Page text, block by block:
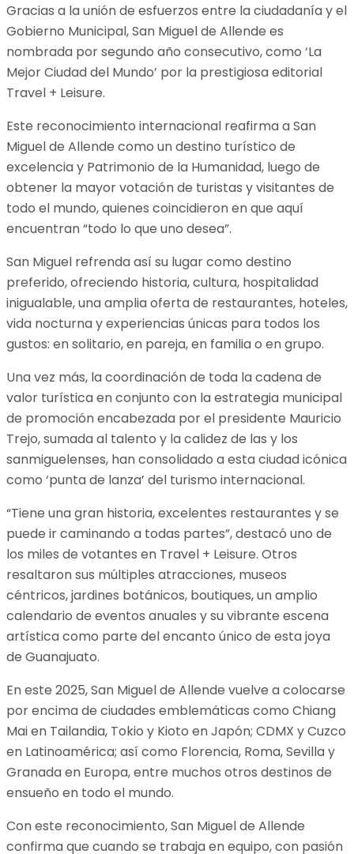
Gracias a la unión de esfuerzos entre la ciudadanía y el
Gobierno Municipal, San Miguel de Allende es
nombrada por segundo año consecutivo, como ‘La
Mejor Ciudad del Mundo’ por la prestigiosa editorial
Travel + Leisure.
Este reconocimiento internacional reafirma a San
Miguel de Allende como un destino turístico de
excelencia y Patrimonio de la Humanidad, luego de
obtener la mayor votación de turistas y visitantes de
todo el mundo, quienes coincidieron en que aquí
encuentran “todo lo que uno desea”.
San Miguel refrenda así su lugar como destino
preferido, ofreciendo historia, cultura, hospitalidad
inigualable, una amplia oferta de restaurantes, hoteles,
vida nocturna y experiencias únicas para todos los
gustos: en solitario, en pareja, en familia o en grupo.
Una vez más, la coordinación de toda la cadena de
valor turística en conjunto con la estrategia municipal
de promoción encabezada por el presidente Mauricio
Trejo, sumada al talento y la calidez de las y los
sanmiguelenses, han consolidado a esta ciudad icónica
como ‘punta de lanza’ del turismo internacional.
“Tiene una gran historia, excelentes restaurantes y se
puede ir caminando a todas partes”, destacó uno de
los miles de votantes en Travel + Leisure. Otros
resaltaron sus múltiples atracciones, museos
céntricos, jardines botánicos, boutiques, un amplio
calendario de eventos anuales y su vibrante escena
artística como parte del encanto único de esta joya
de Guanajuato.
En este 2025, San Miguel de Allende vuelve a colocarse
por encima de ciudades emblemáticas como Chiang
Mai en Tailandia, Tokio y Kioto en Japón; CDMX y Cuzco
en Latinoamérica; así como Florencia, Roma, Sevilla y
Granada en Europa, entre muchos otros destinos de
ensueño en todo el mundo.
Con este reconocimiento, San Miguel de Allende
confirma que cuando se trabaja en equipo, con pasión